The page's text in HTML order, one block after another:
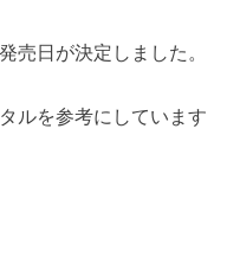
売日が決定しました。
ルを参考にしています